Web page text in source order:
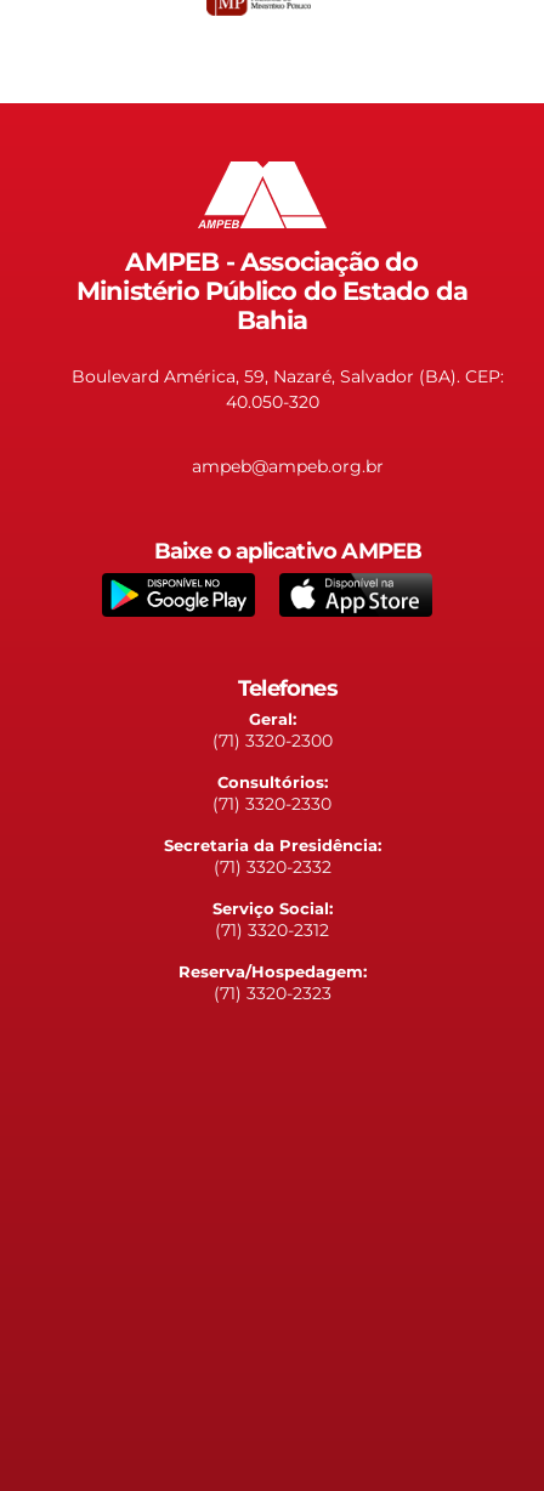
AMPEB - Associação do
Ministério Público do Estado da
Bahia
Boulevard América, 59, Nazaré, Salvador (BA). CEP:
40.050-320
ampeb@ampeb.org.br
Baixe o aplicativo AMPEB
Telefones
Geral:
(71) 3320-2300
Consultórios:
(71) 3320-2330
Secretaria da Presidência:
(71) 3320-2332
Serviço Social:
(71) 3320-2312
Reserva/Hospedagem:
(71) 3320-2323